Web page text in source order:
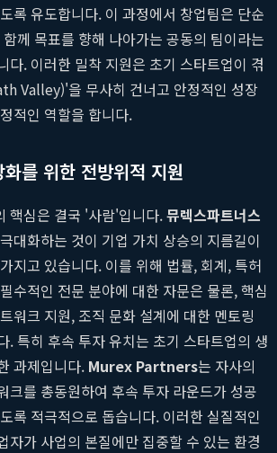
록 유도합니다. 이 과정에서 창업팀은 단순
께 목표를 향해 나아가는 공동의 팀이라는
다. 이러한 밀착 지원은 초기 스타트업이 겪
Valley)'을 무사히 건너고 안정적인 성장
적인 역할을 합니다.
를 위한 전방위적 지원
핵심은 결국 '사람'입니다.뮤렉스파트너스
대화하는 것이 기업 가치 상승의 지름길이
지고 있습니다. 이를 위해 법률, 회계, 특허
수적인 전문 분야에 대한 자문은 물론, 핵심
워크 지원, 조직 문화 설계에 대한 멘토링
. 특히 후속 투자 유치는 초기 스타트업의 생
과제입니다. Murex Partners는 자사의
크를 총동원하여 후속 투자 라운드가 성공
록 적극적으로 돕습니다. 이러한 실질적인
자가 사업의 본질에만 집중할 수 있는 환경